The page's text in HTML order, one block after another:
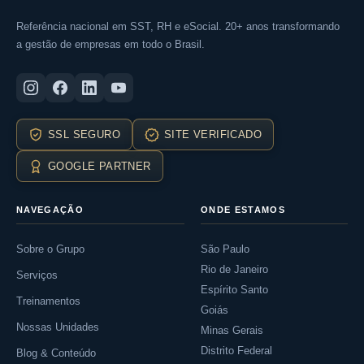
Referência nacional em SST, RH e eSocial. 20+ anos transformando
a gestão de empresas em todo o Brasil.
SSL SEGURO SITE VERIFICADO
GOOGLE PARTNER
NAVEGAÇÃO
Sobre o Grupo
Serviços
Treinamentos
Nossas Unidades
Blog & Conteúdo
ONDE ESTAMOS
São Paulo
Rio de Janeiro
Espírito Santo
Goiás
Minas Gerais
Distrito Federal